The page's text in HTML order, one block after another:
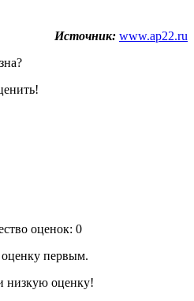
Источник: www.ap22.ru
оценок: 0
оценку первым.
низкую оценку!